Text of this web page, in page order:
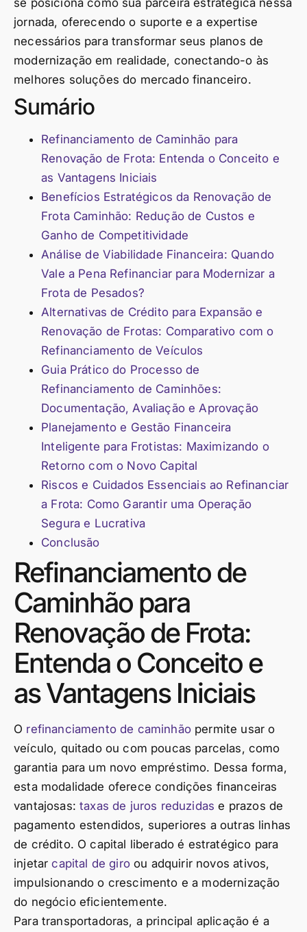
jornada, oferecendo o suporte e a expertise
necessários para transformar seus planos de
modernização em realidade, conectando-o às
melhores soluções do mercado financeiro.
Sumário
Refinanciamento de Caminhão para
Renovação de Frota: Entenda o Conceito e
as Vantagens Iniciais
Benefícios Estratégicos da Renovação de
Frota Caminhão: Redução de Custos e
Ganho de Competitividade
Análise de Viabilidade Financeira: Quando
Vale a Pena Refinanciar para Modernizar a
Frota de Pesados?
Alternativas de Crédito para Expansão e
Renovação de Frotas: Comparativo com o
Refinanciamento de Veículos
Guia Prático do Processo de
Refinanciamento de Caminhões:
Documentação, Avaliação e Aprovação
Planejamento e Gestão Financeira
Inteligente para Frotistas: Maximizando o
Retorno com o Novo Capital
Riscos e Cuidados Essenciais ao Refinanciar
a Frota: Como Garantir uma Operação
Segura e Lucrativa
Conclusão
Refinanciamento de
Caminhão para
Renovação de Frota:
Entenda o Conceito e
as Vantagens Iniciais
O refinanciamento de caminhãopermite usar o
veículo, quitado ou com poucas parcelas, como
garantia para um novo empréstimo. Dessa forma,
esta modalidade oferece condições financeiras
vantajosas:taxas de juros reduzidas e prazos de
pagamento estendidos, superiores a outras linhas
de crédito. O capital liberado é estratégico para
injetarcapital de giroou adquirir novos ativos,
impulsionando o crescimento e a modernização
do negócio eficientemente.
Para transportadoras, a principal aplicação é a